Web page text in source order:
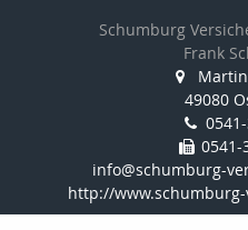
Schumburg
Frank
49080
0541-
info@schumburg-
http://